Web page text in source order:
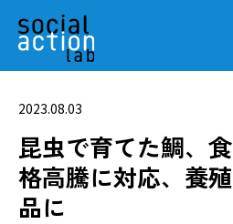
2023.08.03
昆虫で育てた鯛、
格高騰に対応、養
品に